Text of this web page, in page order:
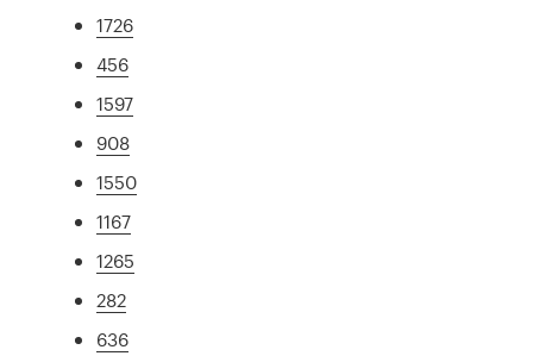
1726
456
1597
908
1550
1167
1265
282
636